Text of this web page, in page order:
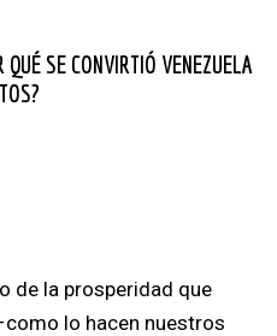
lo hacen nuestros